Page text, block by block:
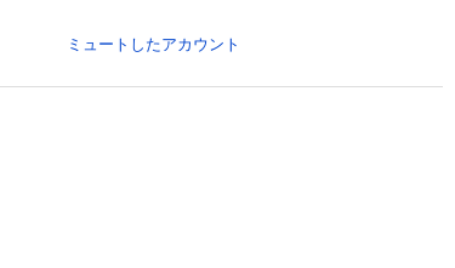
ミュートしたアカウント